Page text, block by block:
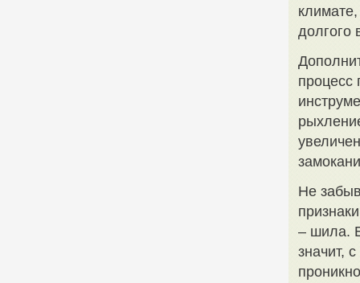
долгого
процесс
Не
– шила.
значит,